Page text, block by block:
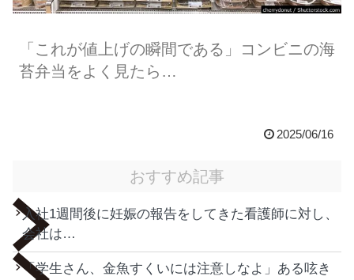
「これが値上げの瞬間である」コンビニの海
苔弁当をよく見たら…
2025/06/16
おすすめ記事
入社1週間後に妊娠の報告をしてきた看護師に対し、
会社は…
「学生さん、金魚すくいには注意しなよ」ある呟き